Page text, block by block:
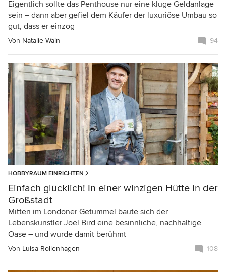
Eigentlich sollte das Penthouse nur eine kluge Geldanlage
sein – dann aber gefiel dem Käufer der luxuriöse Umbau so
gut, dass er einzog
Von Natalie Wain 94
HOBBYRAUM EINRICHTEN
Einfach glücklich! In einer winzigen Hütte in der
Großstadt
Mitten im Londoner Getümmel baute sich der
Lebenskünstler Joel Bird eine besinnliche, nachhaltige
Oase – und wurde damit berühmt
Von Luisa Rollenhagen 108